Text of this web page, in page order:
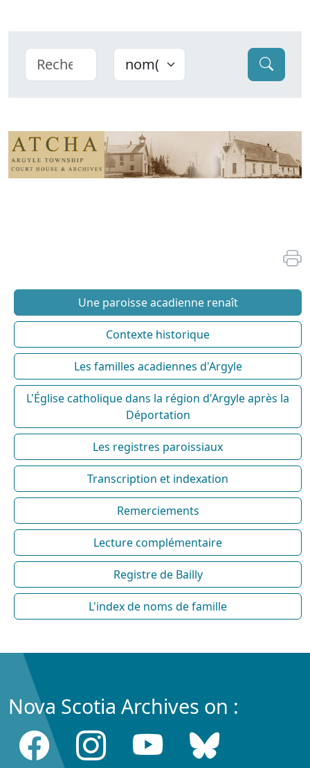
Une paroisse acadienne renaît
Contexte historique
Les familles acadiennes d'Argyle
L'Église catholique dans la région d'Argyle après la
Déportation
Les registres paroissiaux
Transcription et indexation
Remerciements
Lecture complémentaire
Registre de Bailly
L'index de noms de famille
Nova Scotia Archives on :